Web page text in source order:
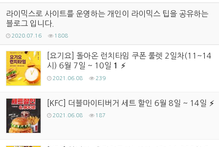
라이믹스로 사이트를 운영하는 개인이 라이믹스 팁을 공유하는
블로그 입니다.
2020.07.16 1808
[요기요] 돌아온 런치타임 쿠폰 룰렛 2일차(11~14
시) 6월 7일 ~ 10일 1
2021.06.08 239
[KFC] 더블마이티버거 세트 할인 6월 8일 ~ 14일
2021.06.08 187